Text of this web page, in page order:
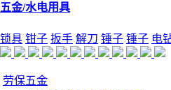
五金/水电用具
锁具 钳子 扳手 解刀 锤子 锤子 电
劳保五金